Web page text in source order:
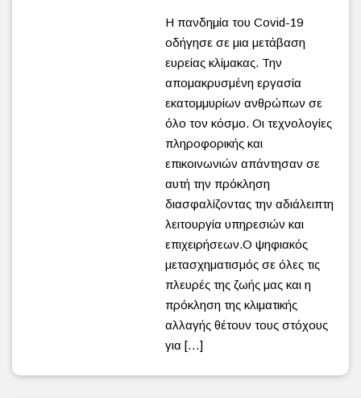
Η πανδημία του Covid-19
οδήγησε σε μια μετάβαση
ευρείας κλίμακας. Την
απομακρυσμένη εργασία
εκατομμυρίων ανθρώπων σε
όλο τον κόσμο. Οι τεχνολογίες
πληροφορικής και
επικοινωνιών απάντησαν σε
αυτή την πρόκληση
διασφαλίζοντας την αδιάλειπτη
λειτουργία υπηρεσιών και
επιχειρήσεων.Ο ψηφιακός
μετασχηματισμός σε όλες τις
πλευρές της ζωής μας και η
πρόκληση της κλιματικής
αλλαγής θέτουν τους στόχους
για […]